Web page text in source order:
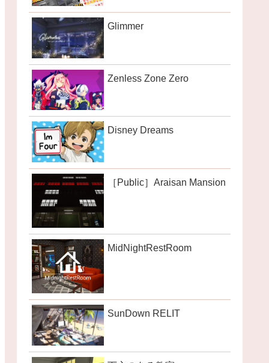
Glimmer
Zenless Zone Zero
Disney Dreams
［Public］Araisan Mansion
MidNightRestRoom
SunDown RELIT